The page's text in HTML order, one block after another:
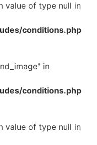
value of type null in
conditions.php
in
conditions.php
value of type null in